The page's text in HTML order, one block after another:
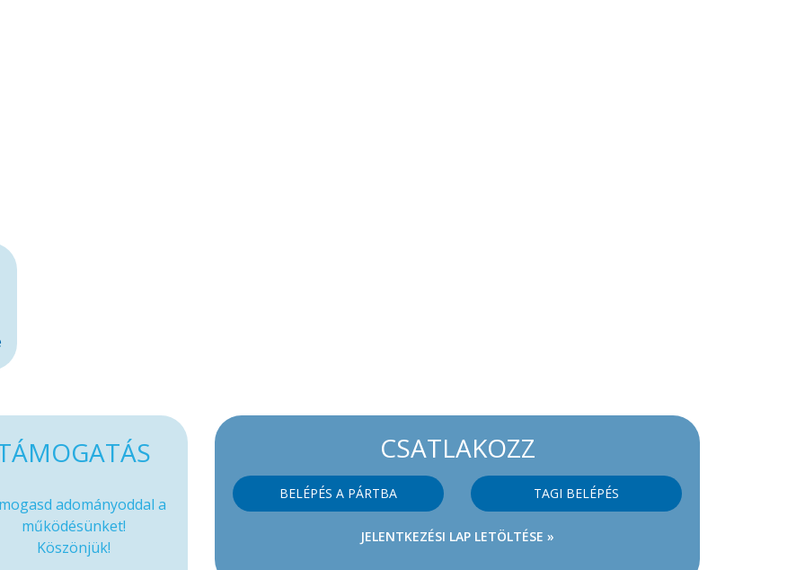
CSATLAKOZZ
BELÉPÉS A PÁRTBA TAGI BELÉPÉS
JELENTKEZÉSI LAP LETÖLTÉSE »
adományoddal a
működésünket!
Köszönjük!